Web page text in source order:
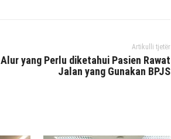
Artikulli tjetër
Alur yang Perlu diketahui Pasien Rawat
Jalan yang Gunakan BPJS